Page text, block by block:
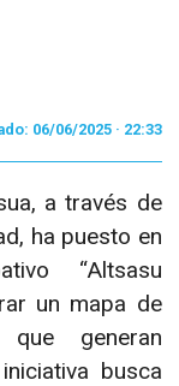
06/06/2025 · 22:33
a través de
ha puesto en
“Altsasu
un mapa de
generan
busca